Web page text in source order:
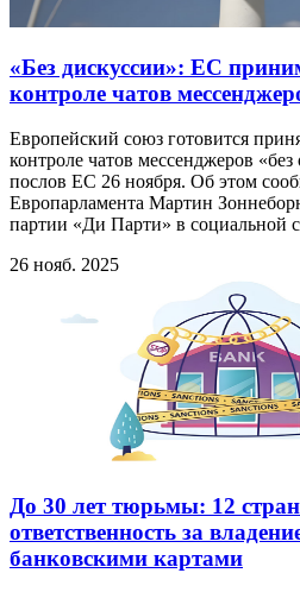
«Без дискуссии»: ЕС
контроле чатов
Европейский союз готовится
контроле чатов мессенджеров
послов ЕС 26 ноября. Об этом
Европарламента Мартин
партии «Ди Парти» в социальной
26 нояб. 2025
До 30 лет тюрьмы: 12
ответственность за
банковскими картами